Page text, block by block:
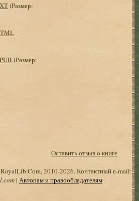
(Размер:
(Размер:
Оставить отзыв о книге
2010-2026. Контактный e-mail:
| Авторам и правообладателям